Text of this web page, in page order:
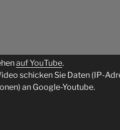
auf YouTube.
schicken Sie Daten (IP-
an Google-Youtube.